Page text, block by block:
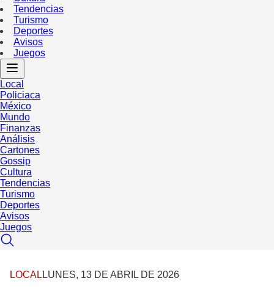
Tendencias
Turismo
Deportes
Avisos
Juegos
Local
Policiaca
México
Mundo
Finanzas
Análisis
Cartones
Gossip
Cultura
Tendencias
Turismo
Deportes
Avisos
Juegos
LOCAL LUNES, 13 DE ABRIL DE 2026